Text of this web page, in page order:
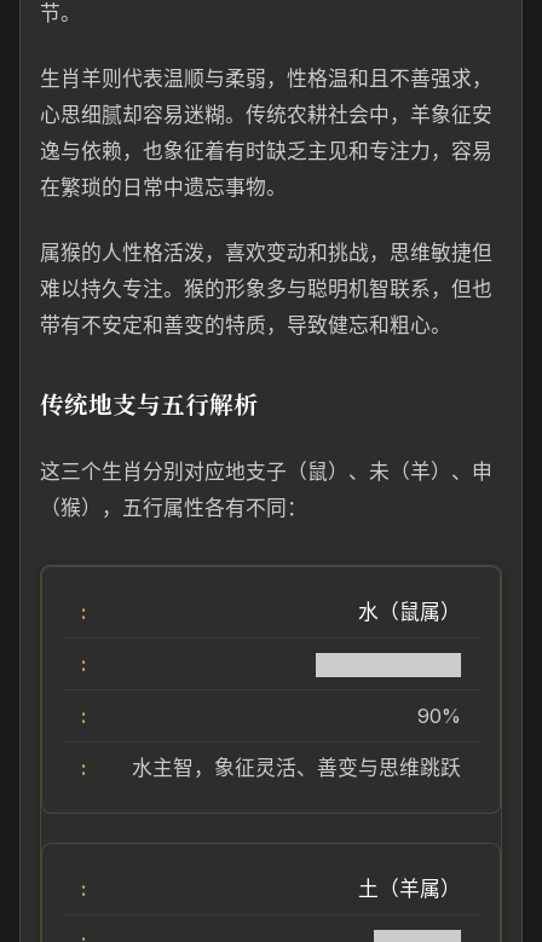
节。
生肖羊则代表温顺与柔弱，性格温和且不善强求，
心思细腻却容易迷糊。传统农耕社会中，羊象征安
逸与依赖，也象征着有时缺乏主见和专注力，容易
在繁琐的日常中遗忘事物。
属猴的人性格活泼，喜欢变动和挑战，思维敏捷但
难以持久专注。猴的形象多与聪明机智联系，但也
带有不安定和善变的特质，导致健忘和粗心。
传统地支与五行解析
这三个生肖分别对应地支子（鼠）、未（羊）、申
（猴），五行属性各有不同：
水（鼠属）
90%
水主智，象征灵活、善变与思维跳跃
土（羊属）